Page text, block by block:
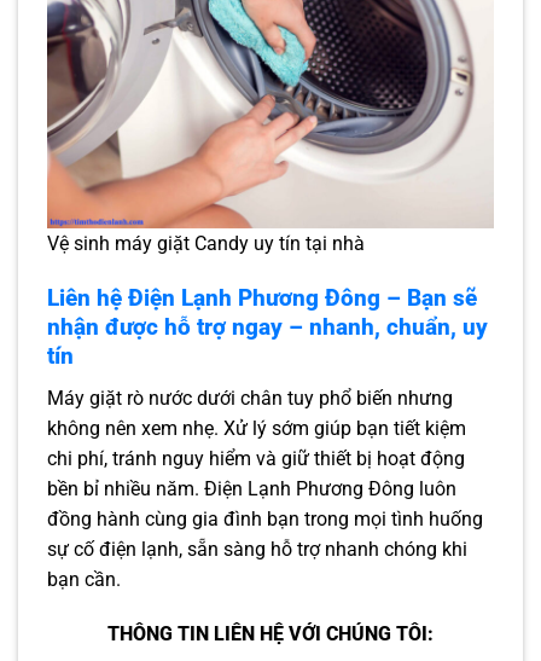
Vệ sinh máy giặt Candy uy tín tại nhà
Liên hệ Điện Lạnh Phương Đông – Bạn sẽ
nhận được hỗ trợ ngay – nhanh, chuẩn, uy
tín
Máy giặt rò nước dưới chân tuy phổ biến nhưng
không nên xem nhẹ. Xử lý sớm giúp bạn tiết kiệm
chi phí, tránh nguy hiểm và giữ thiết bị hoạt động
bền bỉ nhiều năm. Điện Lạnh Phương Đông luôn
đồng hành cùng gia đình bạn trong mọi tình huống
sự cố điện lạnh, sẵn sàng hỗ trợ nhanh chóng khi
bạn cần.
THÔNG TIN LIÊN HỆ VỚI CHÚNG TÔI: